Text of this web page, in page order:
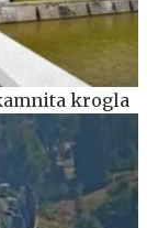
krogla